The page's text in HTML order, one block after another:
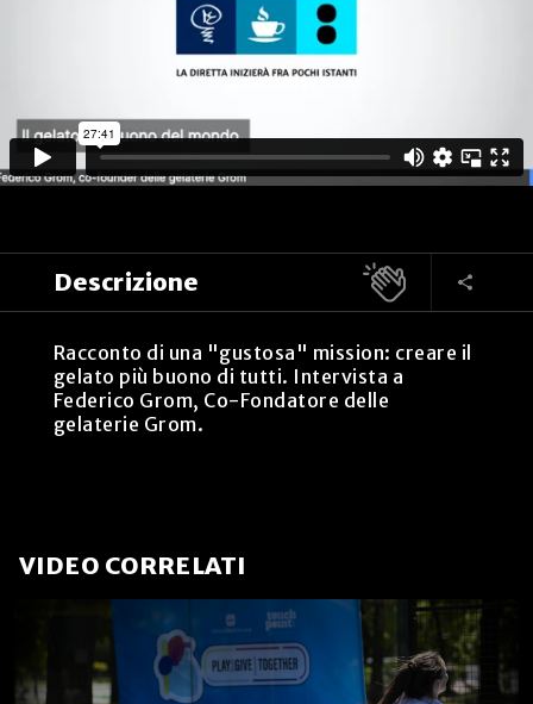
Descrizione
Racconto di una "gustosa" mission: creare il
gelato più buono di tutti. Intervista a
Federico Grom, Co-Fondatore delle
gelaterie Grom.
VIDEO CORRELATI